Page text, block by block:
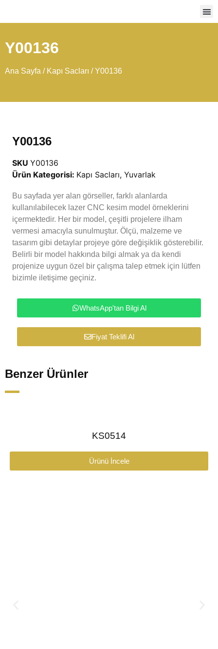
Y00136
Ana Sayfa / Kapı Sacları / Y00136
Y00136
SKU Y00136
Ürün Kategorisi: Kapı Sacları, Yuvarlak
Bu sayfada yer alan görseller, farklı alanlarda
kullanılabilecek lazer CNC kesim model örneklerini
içermektedir. Her bir model, çeşitli projelere ilham
vermesi amacıyla sunulmuştur. Ölçü, malzeme ve
tasarım gibi detaylar projeye göre değişiklik gösterebilir.
Belirli bir model hakkında bilgi almak ya da kendi
projenize uygun özel bir çalışma talep etmek için lütfen
bizimle iletişime geçiniz.
WhatsApp'tan Bilgi Al
Fiyat Teklifi Al
Benzer Ürünler
KS0514
Ürünü İncele